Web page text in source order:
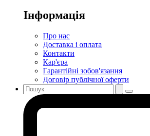
Інформація
Про нас
Доставка і оплата
Контакти
Кар'єра
Гарантійні зобов'язання
Договір публічної оферти